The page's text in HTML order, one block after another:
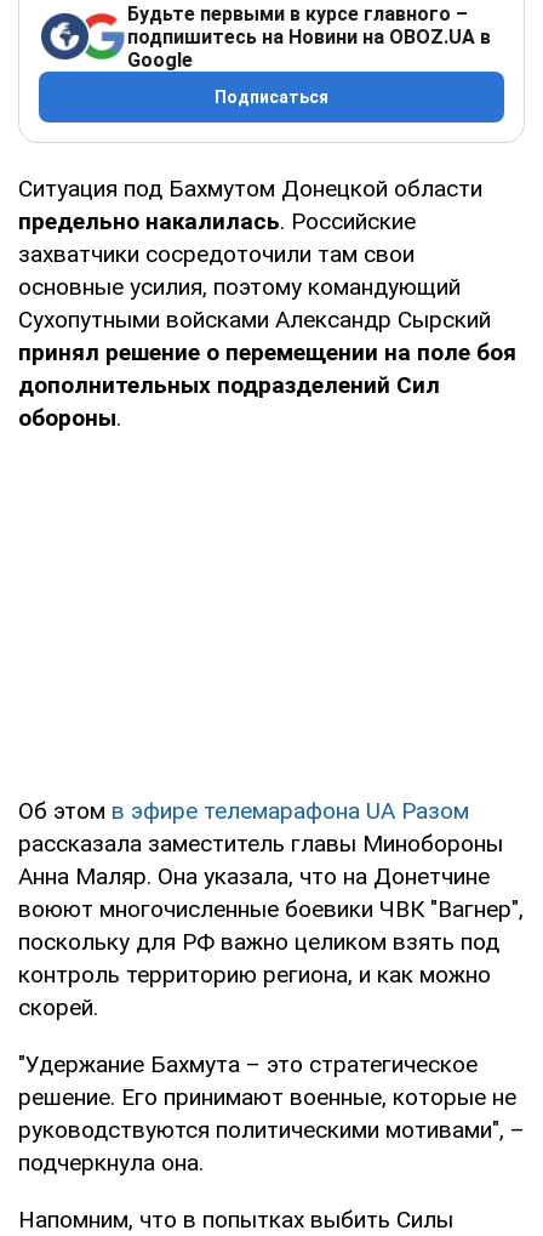
Будьте первыми в курсе главного –
подпишитесь на Новини на OBOZ.UA в
Google
Подписаться
Ситуация под Бахмутом Донецкой области
предельно накалилась. Российские
захватчики сосредоточили там свои
основные усилия, поэтому командующий
Сухопутными войсками Александр Сырский
принял решение о перемещении на поле боя
дополнительных подразделений Сил
обороны.
Об этом в эфире телемарафона UA Разом
рассказала заместитель главы Минобороны
Анна Маляр. Она указала, что на Донетчине
воюют многочисленные боевики ЧВК "Вагнер",
поскольку для РФ важно целиком взять под
контроль территорию региона, и как можно
скорей.
"Удержание Бахмута – это стратегическое
решение. Его принимают военные, которые не
руководствуются политическими мотивами", –
подчеркнула она.
Напомним, что в попытках выбить Силы